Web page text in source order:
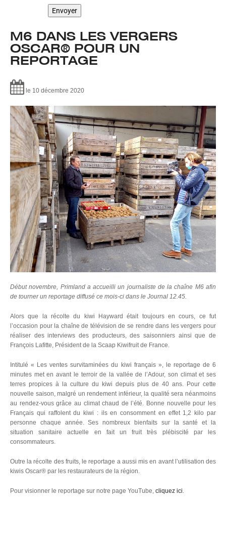
M6 DANS LES VERGERS
OSCAR® POUR UN
REPORTAGE
le 10 décembre 2020
Début novembre, Primland a accueilli un journaliste de la chaîne M6 afin
de tourner un reportage diffusé ce mois-ci dans le Journal 12.45.
Alors que la récolte du kiwi Hayward était toujours en cours, ce fut
l’occasion pour la chaîne de télévision de se rendre dans les vergers pour
réaliser des interviews des producteurs, des saisonniers ainsi que de
François Lafitte, Président de la Scaap Kiwifruit de France.
Intitulé « Les ventes survitaminées du kiwi français », le reportage de 6
minutes met en avant le terroir de la vallée de l’Adour, son climat et ses
terres propices à la culture du kiwi depuis plus de 40 ans. Pour cette
nouvelle saison, malgré un rendement inférieur, la qualité sera néanmoins
au rendez-vous grâce au climat chaud de l’été. Bonne nouvelle pour les
Français qui raffolent du kiwi : ils en consomment en effet 1,2 kilo par
personne chaque année. Ses nombreux bienfaits sur la santé et la
situation sanitaire actuelle en fait un fruit très plébiscité par les
consommateurs.
Outre la récolte des fruits, le reportage a aussi mis en avant l’utilisation des
kiwis Oscar® par les restaurateurs de la région.
Pour visionner le reportage sur notre page YouTube, cliquez ici